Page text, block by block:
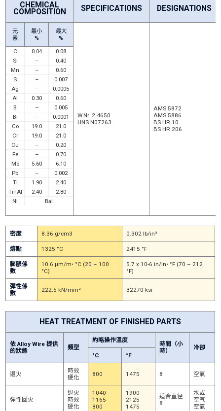
CHEMICAL
COMPOSITION SPECIFICATIONS DESIGNATIONS
元
素
最小
%
最大
%
C
0.04
0.08
Si
–
0.40
Mn
–
0.60
S
–
0.007
Ag
–
0.0005
AI
0.30
0.60
B
–
0.005
Bi
–
0.0001
Co
19.0
21.0
Cr
19.0
21.0
Cu
–
0.20
Fe
–
0.70
Mo
5.60
6.10
Pb
–
0.002
Ti
1.90
2.40
Ti+AI
2.40
2.80
Ni
Bal
W.Nr. 2.4650
UNS N07263
AMS 5872
AMS 5886
BS HR 10
BS HR 206
密度 8.36 g/cm3 0.302 lb/in³
熔點 1325 °C 2415 °F
膨脹係
數
10.6 μm/m• °C (20 – 100
°C)
5.7 x 10-6 in/in• °F (70 – 212
°F)
彈性係
數
222.5 kN/mm² 32270 ksi
HEAT TREATMENT OF FINISHED PARTS
依 Alloy Wire 提供
的狀態
類型
約略操作溫度
時間（小
時）
冷卻
°C
°F
退火
時效
硬化
800 1475 8 空氣
彈性回火
退火
時效
硬化
1040 –
1165
800
1900 –
2125
1475
适合直径
8
水或
空气
空氣